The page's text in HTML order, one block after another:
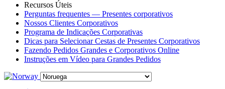
Recursos Úteis
Perguntas frequentes — Presentes corporativos
Nossos Clientes Corporativos
Programa de Indicações Corporativas
Dicas para Selecionar Cestas de Presentes Corporativos
Fazendo Pedidos Grandes e Corporativos Online
Instruções em Vídeo para Grandes Pedidos